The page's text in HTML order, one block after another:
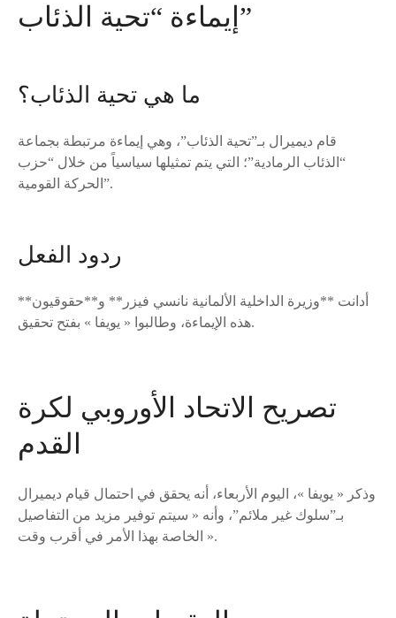
إيماءة “تحية الذئاب”
ما هي تحية الذئاب؟
قام ديميرال بـ”تحية الذئاب”، وهي إيماءة مرتبطة بجماعة
“الذئاب الرمادية”؛ التي يتم تمثيلها سياسياً من خلال “حزب
الحركة القومية”.
ردود الفعل
أدانت **وزيرة الداخلية الألمانية نانسي فيزر** و**حقوقيون**
هذه الإيماءة، وطالبوا « يويفا » بفتح تحقيق.
تصريح الاتحاد الأوروبي لكرة
القدم
وذكر « يويفا »، اليوم الأربعاء، أنه يحقق في احتمال قيام ديميرال
بـ”سلوك غير ملائم”، وأنه « سيتم توفير مزيد من التفاصيل
الخاصة بهذا الأمر في أقرب وقت ».